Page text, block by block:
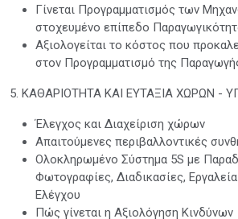
Γίνεται Προγραμματισμός των
στοχευμένο επίπεδο
Αξιολογείται το κόστος που
στον Προγραμματισμό της
5. ΚΑΘΑΡΙΟΤΗΤΑ ΚΑΙ ΕΥΤΑΞΙΑ ΧΩΡΩΝ -
Έλεγχος και Διαχείριση χώρων
Απαιτούμενες περιβαλλοντικές
Ολοκληρωμένο Σύστημα 5S με
Φωτογραφίες, Διαδικασίες,
Ελέγχου
Πώς γίνεται η Αξιολόγηση Κινδύνων